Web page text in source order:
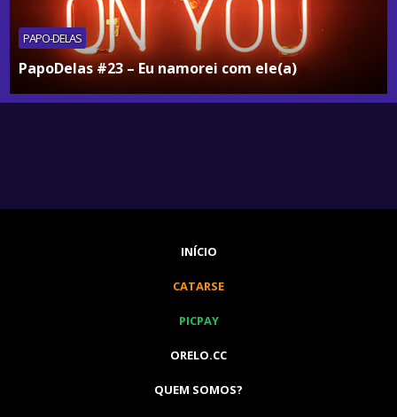
PAPO-DELAS
PapoDelas #23 – Eu namorei com ele(a)
INÍCIO
CATARSE
PICPAY
ORELO.CC
QUEM SOMOS?